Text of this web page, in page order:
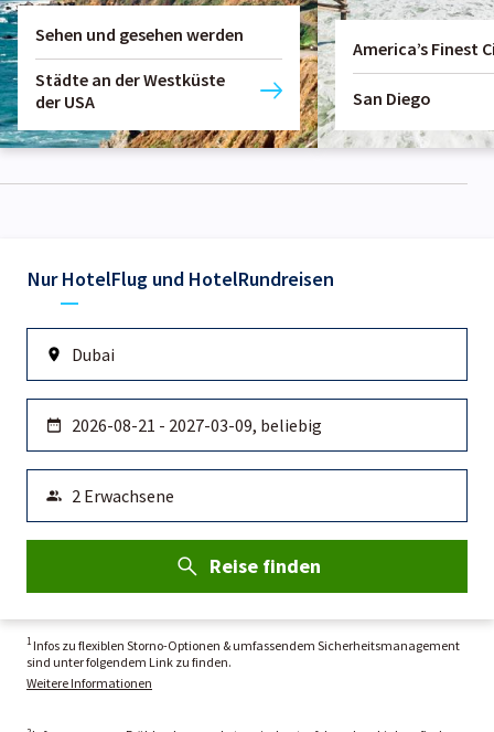
Sehen und gesehen werden
Städte an der Westküste
der USA
America’s Finest
San Diego
Nur HotelFlug und HotelRundreisen
Reise finden
1 Infos zu flexiblen Storno-Optionen & umfassendem Sicherheitsmanagement
sind unter folgendem Link zu finden.
Weitere Informationen